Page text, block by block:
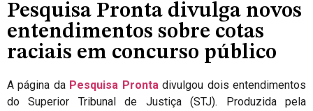
Pesquisa Pronta divulga novos
entendimentos sobre cotas
raciais em concurso público
A página da Pesquisa Prontadivulgou dois entendimentos
do Superior Tribunal de Justiça (STJ). Produzida pela